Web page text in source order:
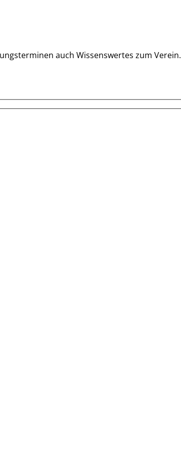
auch Wissenswertes zum Verein.